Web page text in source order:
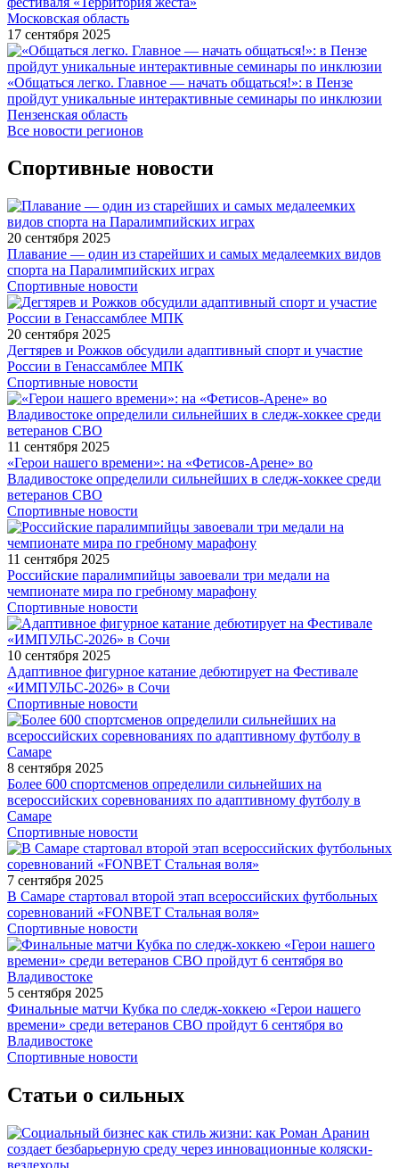
Московская область
17 сентября 2025
«Общаться легко. Главное — начать общаться!»: в Пензе
пройдут уникальные интерактивные семинары по инклюзии
Пензенская область
Все новости регионов
Спортивные новости
20 сентября 2025
Плавание — один из старейших и самых медалеемких видов
спорта на Паралимпийских играх
Спортивные новости
20 сентября 2025
Дегтярев и Рожков обсудили адаптивный спорт и участие
России в Генассамблее МПК
Спортивные новости
11 сентября 2025
«Герои нашего времени»: на «Фетисов-Арене» во
Владивостоке определили сильнейших в следж-хоккее среди
ветеранов СВО
Спортивные новости
11 сентября 2025
Российские паралимпийцы завоевали три медали на
чемпионате мира по гребному марафону
Спортивные новости
10 сентября 2025
Адаптивное фигурное катание дебютирует на Фестивале
«ИМПУЛЬС-2026» в Сочи
Спортивные новости
8 сентября 2025
Более 600 спортсменов определили сильнейших на
всероссийских соревнованиях по адаптивному футболу в
Самаре
Спортивные новости
7 сентября 2025
В Самаре стартовал второй этап всероссийских футбольных
соревнований «FONBET Стальная воля»
Спортивные новости
5 сентября 2025
Финальные матчи Кубка по следж-хоккею «Герои нашего
времени» среди ветеранов СВО пройдут 6 сентября во
Владивостоке
Спортивные новости
Статьи о сильных